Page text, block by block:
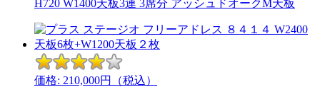
H720 W1400天板3連 3席分 アッシュドオークM天板
価格: 210,000円（税込）